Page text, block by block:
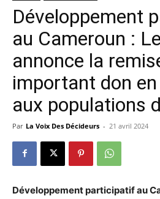
Développement
au Cameroun :
annonce la
important don
aux populations
Par La Voix Des Décideurs - 21 avril 2024
Développement participatif au